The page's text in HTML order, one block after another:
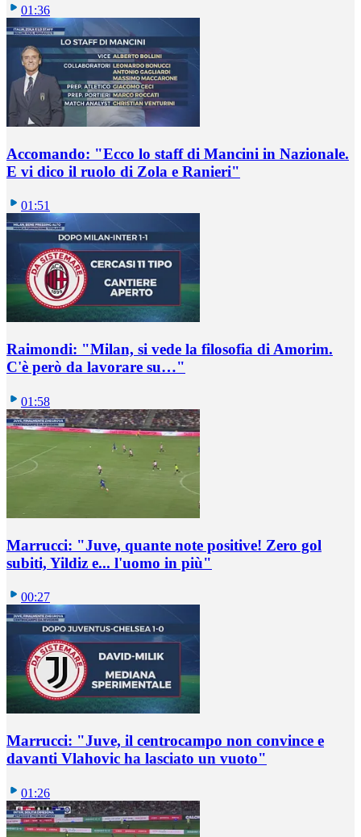
01:36
Accomando: "Ecco lo staff di Mancini in Nazionale.
E vi dico il ruolo di Zola e Ranieri"
01:51
Raimondi: "Milan, si vede la filosofia di Amorim.
C'è però da lavorare su…"
01:58
Marrucci: "Juve, quante note positive! Zero gol
subiti, Yildiz e... l'uomo in più"
00:27
Marrucci: "Juve, il centrocampo non convince e
davanti Vlahovic ha lasciato un vuoto"
01:26